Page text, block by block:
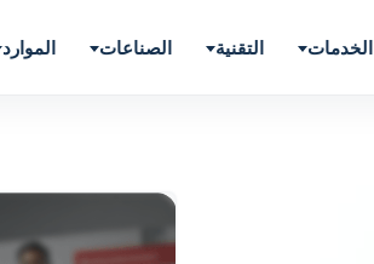
الخدمات التقنية الصناعات الموارد